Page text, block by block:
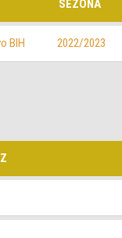
SEZONA
BIH 2022/2023